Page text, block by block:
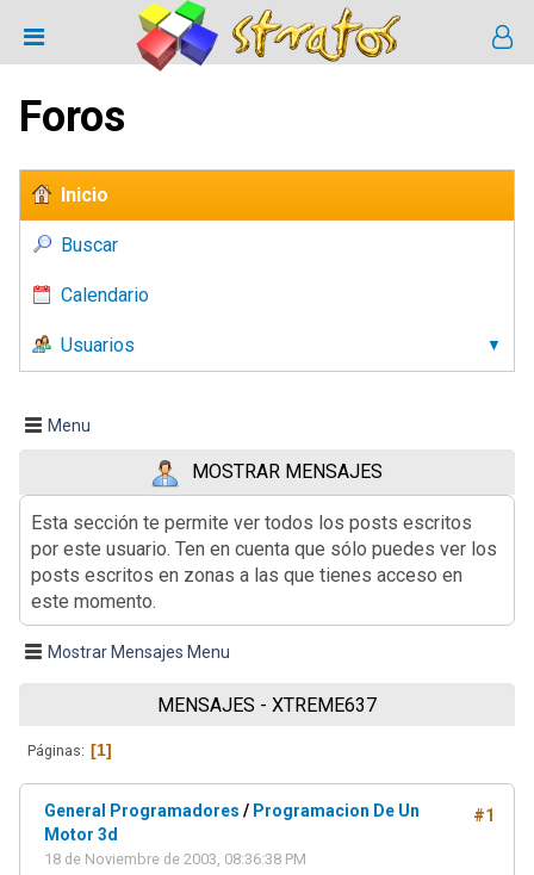
Foros
Inicio
Buscar
Calendario
Usuarios
Menu
MOSTRAR MENSAJES
Esta sección te permite ver todos los posts escritos
por este usuario. Ten en cuenta que sólo puedes ver los
posts escritos en zonas a las que tienes acceso en
este momento.
Mostrar Mensajes Menu
MENSAJES - XTREME637
Páginas 1
#1
General Programadores / Programacion De Un
Motor 3d
18 de Noviembre de 2003, 08:36:38 PM